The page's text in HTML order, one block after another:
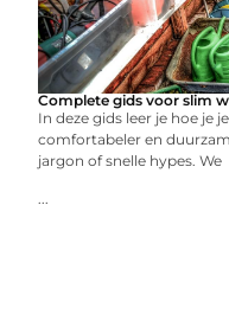
Complete gids voor slim
In deze gids leer je hoe je
comfortabeler en
jargon of snelle hypes. We
...